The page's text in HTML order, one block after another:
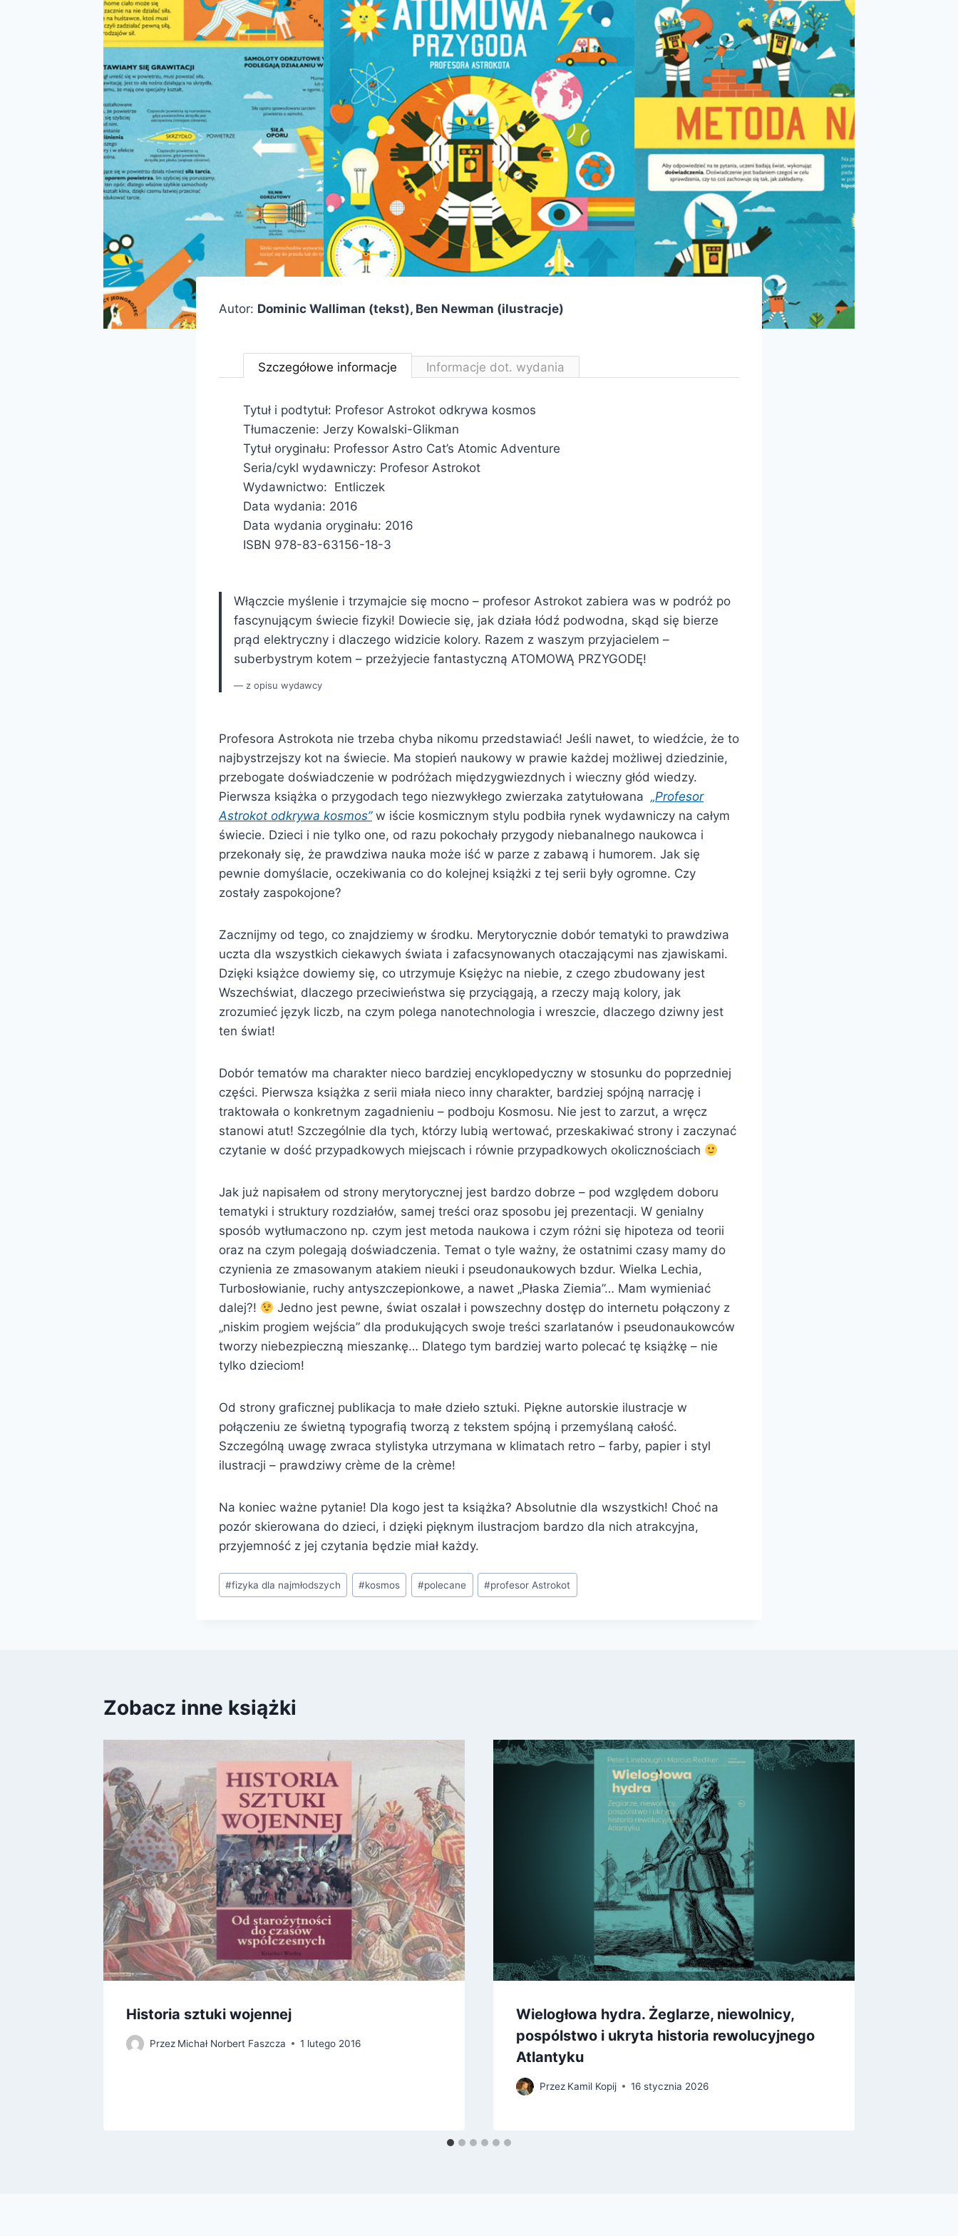
Autor: Dominic Walliman (tekst), Ben Newman (ilustracje)
Szczegółowe informacje Informacje dot. wydania
Tytuł i podtytuł: Profesor Astrokot odkrywa kosmos
Tłumaczenie: Jerzy Kowalski-Glikman
Tytuł oryginału: Professor Astro Cat’s Atomic Adventure
Seria/cykl wydawniczy: Profesor Astrokot
Wydawnictwo: Entliczek
Data wydania: 2016
Data wydania oryginału: 2016
ISBN 978-83-63156-18-3
Włączcie myślenie i trzymajcie się mocno – profesor Astrokot zabiera was w podróż po
fascynującym świecie fizyki! Dowiecie się, jak działa łódź podwodna, skąd się bierze
prąd elektryczny i dlaczego widzicie kolory. Razem z waszym przyjacielem –
suberbystrym kotem – przeżyjecie fantastyczną ATOMOWĄ PRZYGODĘ!
z opisu wydawcy
Profesora Astrokota nie trzeba chyba nikomu przedstawiać! Jeśli nawet, to wiedźcie, że to
najbystrzejszy kot na świecie. Ma stopień naukowy w prawie każdej możliwej dziedzinie,
przebogate doświadczenie w podróżach międzygwiezdnych i wieczny głód wiedzy.
Pierwsza książka o przygodach tego niezwykłego zwierzaka zatytułowana „Profesor
Astrokot odkrywa kosmos”w iście kosmicznym stylu podbiła rynek wydawniczy na całym
świecie. Dzieci i nie tylko one, od razu pokochały przygody niebanalnego naukowca i
przekonały się, że prawdziwa nauka może iść w parze z zabawą i humorem. Jak się
pewnie domyślacie, oczekiwania co do kolejnej książki z tej serii były ogromne. Czy
zostały zaspokojone?
Zacznijmy od tego, co znajdziemy w środku. Merytorycznie dobór tematyki to prawdziwa
uczta dla wszystkich ciekawych świata i zafacsynowanych otaczającymi nas zjawiskami.
Dzięki książce dowiemy się, co utrzymuje Księżyc na niebie, z czego zbudowany jest
Wszechświat, dlaczego przeciwieństwa się przyciągają, a rzeczy mają kolory, jak
zrozumieć język liczb, na czym polega nanotechnologia i wreszcie, dlaczego dziwny jest
ten świat!
Dobór tematów ma charakter nieco bardziej encyklopedyczny w stosunku do poprzedniej
części. Pierwsza książka z serii miała nieco inny charakter, bardziej spójną narrację i
traktowała o konkretnym zagadnieniu – podboju Kosmosu. Nie jest to zarzut, a wręcz
stanowi atut! Szczególnie dla tych, którzy lubią wertować, przeskakiwać strony i zaczynać
czytanie w dość przypadkowych miejscach i równie przypadkowych okolicznościach
Jak już napisałem od strony merytorycznej jest bardzo dobrze – pod względem doboru
tematyki i struktury rozdziałów, samej treści oraz sposobu jej prezentacji. W genialny
sposób wytłumaczono np. czym jest metoda naukowa i czym różni się hipoteza od teorii
oraz na czym polegają doświadczenia. Temat o tyle ważny, że ostatnimi czasy mamy do
czynienia ze zmasowanym atakiem nieuki i pseudonaukowych bzdur. Wielka Lechia,
Turbosłowianie, ruchy antyszczepionkowe, a nawet „Płaska Ziemia”… Mam wymieniać
dalej?!
Jedno jest pewne, świat oszalał i powszechny dostęp do internetu połączony z
„niskim progiem wejścia” dla produkujących swoje treści szarlatanów i pseudonaukowców
tworzy niebezpieczną mieszankę… Dlatego tym bardziej warto polecać tę książkę – nie
tylko dzieciom!
Od strony graficznej publikacja to małe dzieło sztuki. Piękne autorskie ilustracje w
połączeniu ze świetną typografią tworzą z tekstem spójną i przemyślaną całość.
Szczególną uwagę zwraca stylistyka utrzymana w klimatach retro – farby, papier i styl
ilustracji – prawdziwy crème de la crème!
Na koniec ważne pytanie! Dla kogo jest ta książka? Absolutnie dla wszystkich! Choć na
pozór skierowana do dzieci, i dzięki pięknym ilustracjom bardzo dla nich atrakcyjna,
przyjemność z jej czytania będzie miał każdy.
Tagi
wpisu:
#fizyka dla najmłodszych #kosmos #polecane #profesor Astrokot
Zobacz inne książki
Historia sztuki wojennej
Przez Michał Norbert Faszcza 1 lutego 2016
Wielogłowa hydra. Żeglarze, niewolnicy,
pospólstwo i ukryta historia rewolucyjnego
Atlantyku
Przez Kamil Kopij 16 stycznia 2026